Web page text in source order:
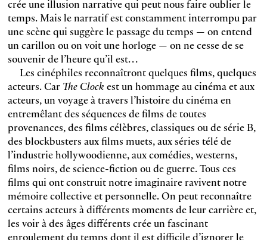
crée une illusion narrative qui peut nous faire oublier le
temps. Mais le narratif est constamment interrompu par
une scène qui suggère le passage du temps — on entend
un carillon ou on voit une horloge — on ne cesse de se
souvenir de l’heure qu’il est…
Les cinéphiles reconnaîtront quelques films, quelques
acteurs. Car The Clock est un hommage au cinéma et aux
acteurs, un voyage à travers l’histoire du cinéma en
entremêlant des séquences de films de toutes
provenances, des films célèbres, classiques ou de série B,
des blockbusters aux films muets, aux séries télé de
l’industrie hollywoodienne, aux comédies, westerns,
films noirs, de science-fiction ou de guerre. Tous ces
films qui ont construit notre imaginaire ravivent notre
mémoire collective et personnelle. On peut reconnaître
certains acteurs à différents moments de leur carrière et,
les voir à des âges différents crée un fascinant
enroulement du temps dont il est difficile d’ignorer le